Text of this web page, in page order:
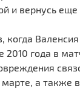
и вернусь еще
когда
2010 года в
марте, а также